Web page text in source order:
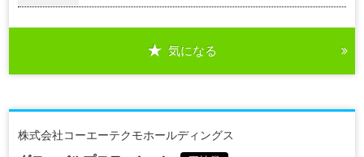
気になる
株式会社コーエーテクモホールディングス